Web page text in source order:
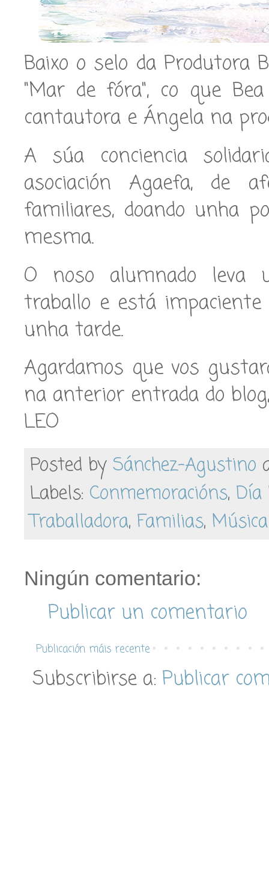
Baixo o selo da Produtora
"Mar de fóra", co que
cantautora e Ángela na
A súa conciencia
asociación Agaefa, de
familiares, doando unha
mesma.
O noso alumnado leva
traballo e está
unha tarde.
Agardamos que vos
na anterior entrada do
LEO
Posted by Sánchez-Agustino
Labels: Conmemoracións,
Traballadora, Familias, Música
Ningún comentario:
Publicar un comentario
Publicación máis recente
Subscribirse a: Publicar